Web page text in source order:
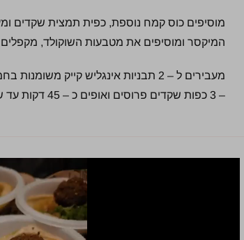
מוסיפים כוס קמח נוספת, כפית תמצית שקדים
המיקסר ומוסיפים את מטבעות השוקולד,
מעבירים ל – 2 תבניות אינגליש קייק
– 3 כפות שקדים פרוסים ואופים כ – 45 דקות עד שקיסם עץ הננעץ בעוגה יוצא עם מעט פירורים.
2.5 / 5 | 2 מדרגים
לחץ כדי לדרג: